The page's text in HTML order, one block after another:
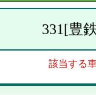
331[豊
該当する